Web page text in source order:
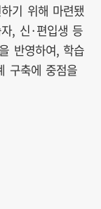
기 위해 마련됐
, 신·편입생 등
반영하여, 학습
구축에 중점을